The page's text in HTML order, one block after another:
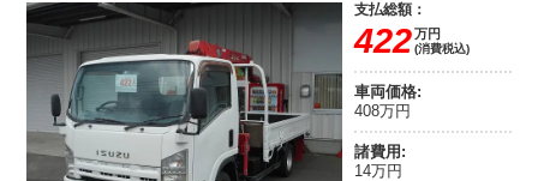
支払総額：
422万円
(消費税込)
車両価格:
408万円
諸費用:
14万円